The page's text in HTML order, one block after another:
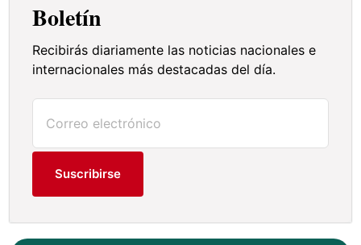
Boletín
Recibirás diariamente las noticias nacionales e
internacionales más destacadas del día.
Suscribirse